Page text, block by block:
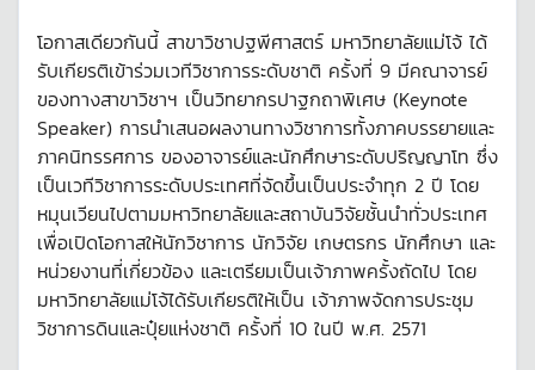
โอกาสเดียวกันนี้ สาขาวิชาปฐพีศาสตร์ มหาวิทยาลัยแม่โจ้ ได้
รับเกียรติเข้าร่วมเวทีวิชาการระดับชาติ ครั้งที่ 9 มีคณาจารย์
ของทางสาขาวิชาฯ เป็นวิทยากรปาฐกถาพิเศษ (Keynote
Speaker) การนำเสนอผลงานทางวิชาการทั้งภาคบรรยายและ
ภาคนิทรรศการ ของอาจารย์และนักศึกษาระดับปริญญาโท ซึ่ง
เป็นเวทีวิชาการระดับประเทศที่จัดขึ้นเป็นประจำทุก 2 ปี โดย
หมุนเวียนไปตามมหาวิทยาลัยและสถาบันวิจัยชั้นนำทั่วประเทศ
เพื่อเปิดโอกาสให้นักวิชาการ นักวิจัย เกษตรกร นักศึกษา และ
หน่วยงานที่เกี่ยวข้อง และเตรียมเป็นเจ้าภาพครั้งถัดไป โดย
มหาวิทยาลัยแม่โจ้ได้รับเกียรติให้เป็น เจ้าภาพจัดการประชุม
วิชาการดินและปุ๋ยแห่งชาติ ครั้งที่ 10 ในปี พ.ศ. 2571